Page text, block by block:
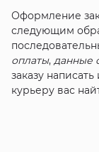
Оформление
следующим
оплаты, данные
заказу
курьеру вас